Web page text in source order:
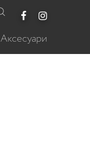
Аксесуари